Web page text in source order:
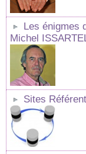
Les énigmes
Michel
Sites